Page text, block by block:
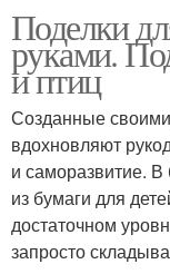
Поделки
руками.
и птиц
Созданные
вдохновляют
и саморазвитие.
из бумаги для
достаточном
запросто